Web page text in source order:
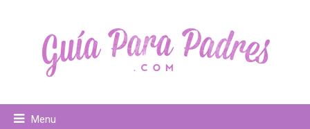
Menu